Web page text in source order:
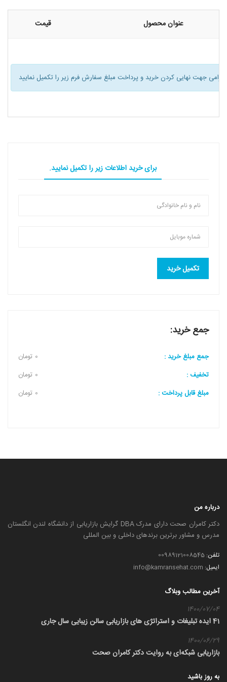
عنوان محصول قیمت
گرامی جهت نهایی کردن خرید و پرداخت مبلغ سفارش فرم زیر را تکمیل نمایید
برای خرید اطلاعات زیر را تکمیل نمایید.
جمع خرید:
جمع مبلغ خرید :
0 تومان
تخفیف :
0 تومان
مبلغ قابل پرداخت :
0 تومان
درباره من
دکتر کامران صحت دارای مدرک DBA گرایش بازاریابی از دانشگاه لندن انگلستان
مدرس و مشاور برترین برندهای داخلی و بین المللی
تلفن:
ایمیل:
آخرین مطالب وبلاگ
1400/07/04
41 ایده تبلیغات و استراتژی های بازاریابی سالن زیبایی سال جاری
1400/06/29
بازاریابی شبکه‌ای به روایت دکتر کامران صحت
به روز باشید